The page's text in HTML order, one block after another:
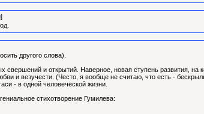
]
другого слова).
свершений и открытий. Наверное, новая ступень развития,
и везучести. (Често, я вообще не считаю, что есть -
- в одной человеческой жизни.
стихотворение Гумилева: